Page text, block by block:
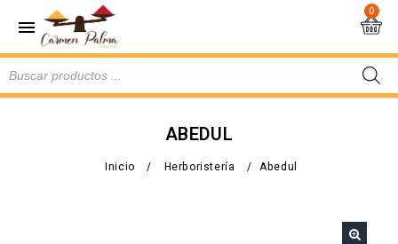
0
ABEDUL
Inicio / Herboristería / Abedul